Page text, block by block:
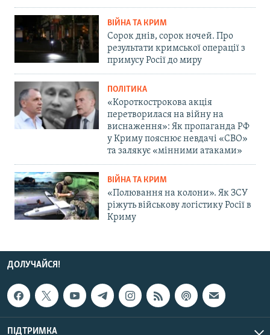
ВІЙНА ТА КРИМ
Сорок днів, сорок ночей. Про
результати кримської операції з
примусу Росії до миру
ПОЛІТИКА
«Короткострокова акція
перетворилася на війну на
виснаження»: Як пропаганда РФ
у Криму пояснює невдачі «СВО»
та залякує «мінними атаками»
ВІЙНА ТА КРИМ
«Полювання на колони». Як ЗСУ
ріжуть військову логістику Росії в
Криму
ДОЛУЧАЙСЯ!
ПІДТРИМКА